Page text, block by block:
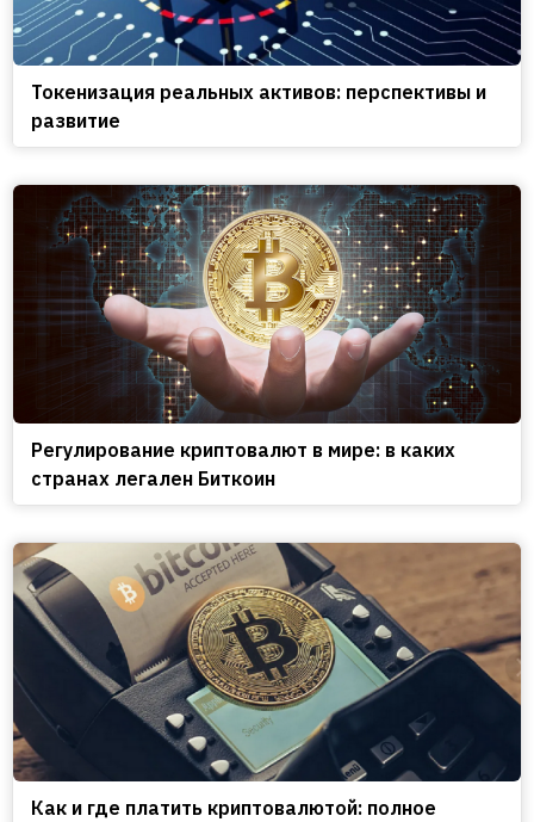
Токенизация реальных активов: перспективы и
развитие
Регулирование криптовалют в мире: в каких
странах легален Биткоин
Как и где платить криптовалютой: полное